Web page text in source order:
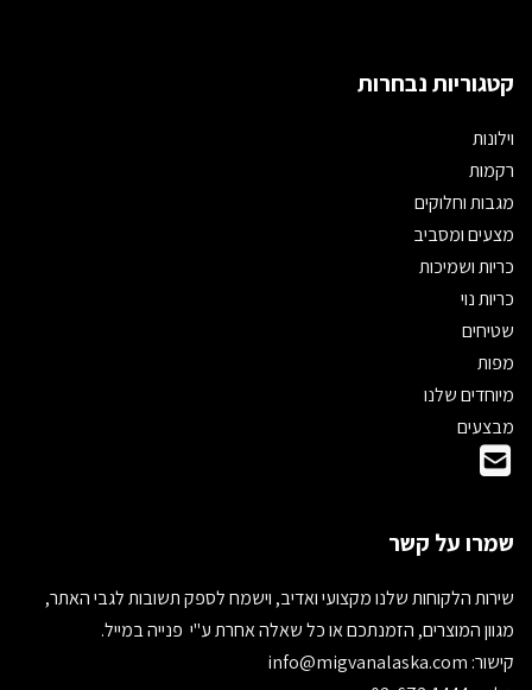
קטגוריות נבחרות
וילונות
רקמות
מגבות וחלוקים
מצעים ומסביב
כריות ושמיכות
כריות נוי
שטיחים
מפות
מיוחדים שלנו
מבצעים
שמרו על קשר
שירות הלקוחות שלנו מקצועי ואדיב, וישמח לספק תשובות לגבי האתר,
מגוון המוצרים, הזמנתכם או כל שאלה אחרת ע"י פנייה במייל.
קישור: